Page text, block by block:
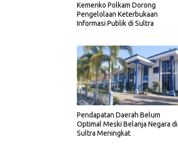
Kemenko Polkam Dorong
Pengelolaan Keterbukaan
Informasi Publik di Sultra
Pendapatan Daerah Belum
Optimal Meski Belanja Negara di
Sultra Meningkat